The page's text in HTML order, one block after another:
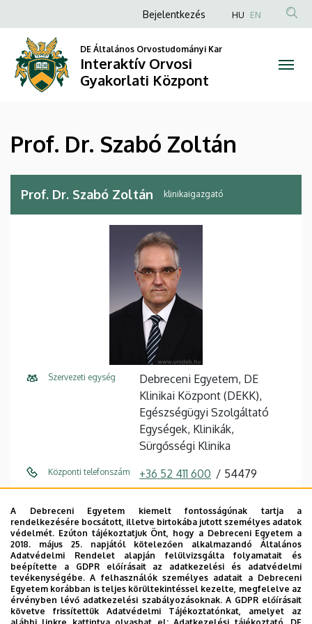
Dr.
Szabó
Zoltán
Interaktív
Orvosi
Gyakorlati
a
tartalomra
Anonim
fiók
menüje
Bejelentkezés HU EN
DE Általános Orvostudományi Kar
Interaktív Orvosi
Gyakorlati Központ
Prof. Dr. Szabó Zoltán
Prof. Dr. Szabó Zoltán klinikaigazgató
Szervezeti egység
Debreceni Egyetem, DE
Klinikai Központ (DEKK),
Egészségügyi Szolgáltató
Egységek, Klinikák,
Sürgősségi Klinika
Központi telefonszám +36 52 411 600 54479
Cím
4032 Debrecen Nagyerdei
körút 98
Épület
Sürgősségi és
Gasztroenterológiai Tömb
Emelet, ajtó 2. emelet (igazgatói szoba)
A Debreceni Egyetem kiemelt fontosságúnak tartja a
rendelkezésére bocsátott, illetve birtokába jutott személyes adatok
védelmét. Ezúton tájékoztatjuk Önt, hogy a Debreceni Egyetem a
2018. május 25. napjától kötelezően alkalmazandó Általános
Adatvédelmi Rendelet alapján felülvizsgálta folyamatait és
beépítette a GDPR előírásait az adatkezelési és adatvédelmi
tevékenységébe. A felhasználók személyes adatait a Debreceni
Egyetem korábban is teljes körültekintéssel kezelte, megfelelve az
érvényben lévő adatkezelési szabályozásoknak. A GDPR előírásait
követve frissítettük Adatvédelmi Tájékoztatónkat, amelyet az